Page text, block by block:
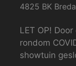
4825 BK Breda
LET OP!
rondom
showtuin